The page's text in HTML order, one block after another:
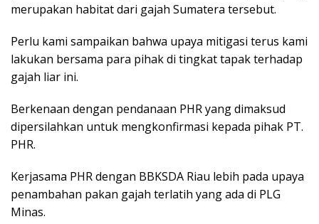
merupakan habitat dari gajah Sumatera tersebut.
Perlu kami sampaikan bahwa upaya mitigasi terus kami
lakukan bersama para pihak di tingkat tapak terhadap
gajah liar ini.
Berkenaan dengan pendanaan PHR yang dimaksud
dipersilahkan untuk mengkonfirmasi kepada pihak PT.
PHR.
Kerjasama PHR dengan BBKSDA Riau lebih pada upaya
penambahan pakan gajah terlatih yang ada di PLG
Minas.